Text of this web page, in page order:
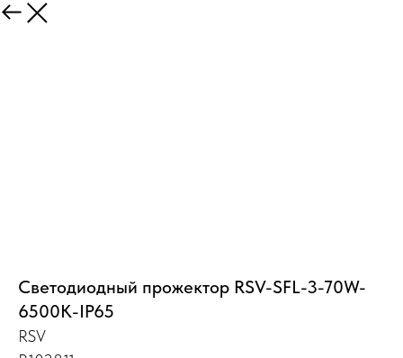
Назад
Светодиодный прожектор RSV-SFL-3-70W-
6500K-IP65
RSV